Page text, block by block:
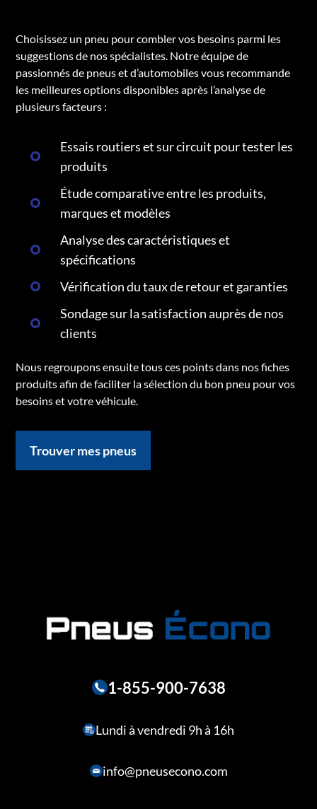
Choisissez un pneu pour combler vos besoins parmi les
suggestions de nos spécialistes. Notre équipe de
passionnés de pneus et d’automobiles vous recommande
les meilleures options disponibles après l’analyse de
plusieurs facteurs :
Essais routiers et sur circuit pour tester les
produits
Étude comparative entre les produits,
marques et modèles
Analyse des caractéristiques et
spécifications
Vérification du taux de retour et garanties
Sondage sur la satisfaction auprès de nos
clients
Nous regroupons ensuite tous ces points dans nos fiches
produits afin de faciliter la sélection du bon pneu pour vos
besoins et votre véhicule.
Trouver mes pneus
1-855-900-7638
Lundi à vendredi 9h à 16h
info@pneusecono.com